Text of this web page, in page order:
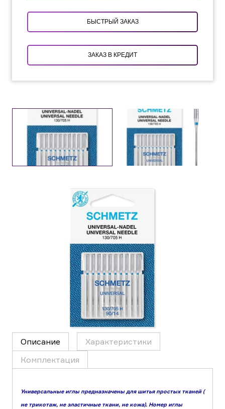
БЫСТРЫЙ ЗАКАЗ
ЗАКАЗ В КРЕДИТ
Описание
Характеристики
Комплектация
Универсальные иглы предназначены для шитья простых тканей (
не трикотаж, не эластичные ткани, не кожа). Номер иглы